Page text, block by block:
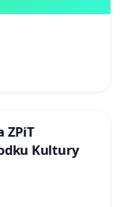
ZPiT
Kultury